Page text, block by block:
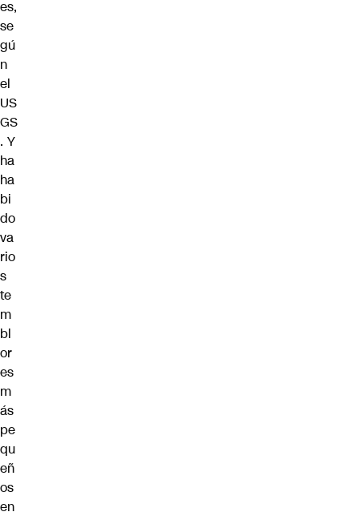
es,
se
gú
n
el
US
GS
. Y
ha
ha
bi
do
va
rio
s
te
m
bl
or
es
m
ás
pe
qu
eñ
os
en